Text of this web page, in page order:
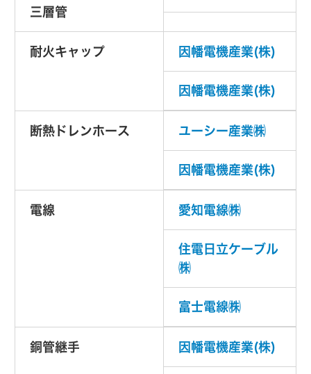
三層管
耐火キャップ 因幡電機産業(株)
因幡電機産業(株)
断熱ドレンホース ユーシー産業㈱
因幡電機産業(株)
電線 愛知電線㈱
住電日立ケーブル
㈱
富士電線㈱
銅管継手 因幡電機産業(株)